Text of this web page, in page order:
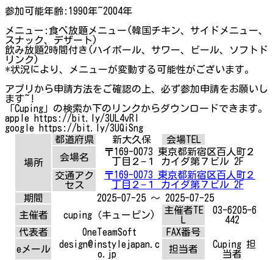
参加可能年齢:1990年~2004年
メニュー:食べ放題メニュー(韓国チキン、サイドメニュー、
スナック、デザート)
飲み放題2時間付き(ハイボール、サワー、ビール、ソフトド
リンク)
*状況により、メニューが変動する可能性がございます。
アプリから申請方法をご確認の上、必ず参加申請をお願いし
ます~!
「Cuping」の検索か下のリンクからダウンロードできます。
apple https://bit.ly/3UL4vRl
google https://bit.ly/3UQiSng
場所
都道府県 新大久保
会場TEL
会場名
〒169-0073 東京都新宿区百人町２
丁目２−１ カイダ第７ビル 2F
交通アク
セス
〒169-0073 東京都新宿区百人町２
丁目２−１ カイダ第７ビル 2F
期間
2025-07-25 ～ 2025-07-25
主催者
cuping（キューピン)
主催者TE
03-6205-6
442
代表者
OneTeamSoft
FAX番号
eメール
design@instylejapan.c
o.jp
担当者
Cuping 担
当者